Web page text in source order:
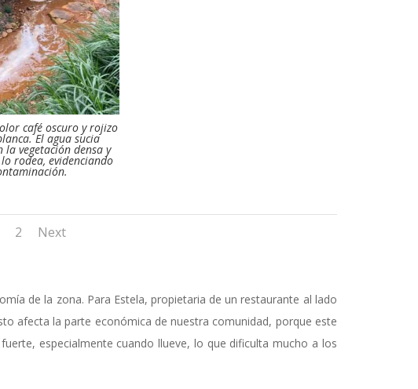
café oscuro y rojizo
El agua sucia
la vegetación densa y
rodea, evidenciando
2 Next
de la zona. Para Estela, propietaria de un restaurante al lado
afecta la parte económica de nuestra comunidad, porque este
especialmente cuando llueve, lo que dificulta mucho a los